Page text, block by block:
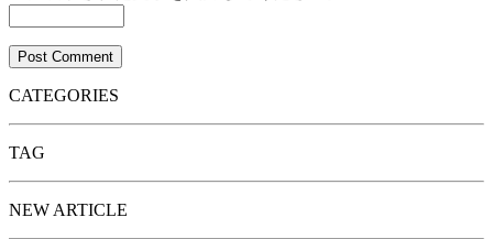
CATEGORIES
TAG
NEW ARTICLE